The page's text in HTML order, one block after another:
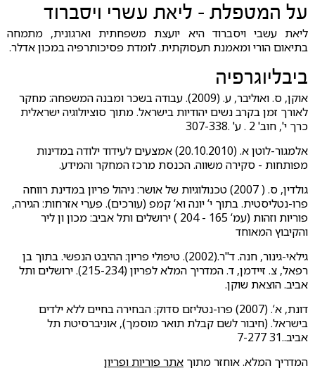
על המטפלת - ליאת עשרי ויסברוד
ליאת עשבי ויסברוד היא יועצת משפחתית וארגונית, מתמחה
בתיאום הורי ומאמנת תעסוקתית. לומדת פסיכותרפיה במכון אדלר.
ביבליוגרפיה
אוקן, ס. ואוליבר, ע. (2009). עבודה בשכר ומבנה המשפחה: מחקר
לאורך זמן בקרב נשים יהודיות בישראל. מתוך סוציולוגיה ישראלית
כרך י', חוב' 2 . ע' .307-338
אלמגור-לוטן א. (20.10.2010) אמצעים לעידוד ילודה במדינות
מפותחות - סקירה משווה. הכנסת מרכז המחקר והמידע.
גולדין, ס. ( 2007) טכנולוגיות של אושר: ניהול פריון במדינת רווחה
פרו-נטליסטית. בתוך י‘ יונה וא‘ קמפ (עורכים). פערי אזרחות: הגירה,
פוריות וזהות (עמ‘ 165 - 204 ) ירושלים ותל אביב: מכון ון ליר
והקיבוץ המאוחד
גילאי-גינור, חנה. ד"ר.(2002). טיפולי פריון: ההיבט הנפשי. בתוך בן
רפאל, צ. זיידמן, ד. המדריך המלא לפריון (215-234). ירושלים ותל
אביב. הוצאת שוקן.
דונת, א‘. (2007) פרו-נטליזם סדוק: הבחירה בחיים ללא ילדים
בישראל. (חיבור לשם קבלת תואר מוסמך), אוניברסיטת תל
אביב..31 7-277
המדריך המלא. אוחזר מתוך אתר פוריות ופריון